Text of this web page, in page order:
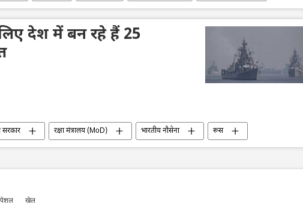
अर्थव्यवस्था भारत
भारत सरकार
देश में बन रहे हैं 25
सरकार रक्षा मंत्रालय (MoD) भारतीय नौसेना
रूस
खेल